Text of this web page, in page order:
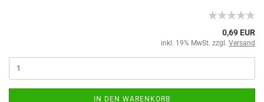
0,69 EUR
inkl. 19% MwSt. zzgl. Versand
IN DEN WARENKORB